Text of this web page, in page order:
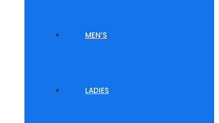
MEN’S
LADIES